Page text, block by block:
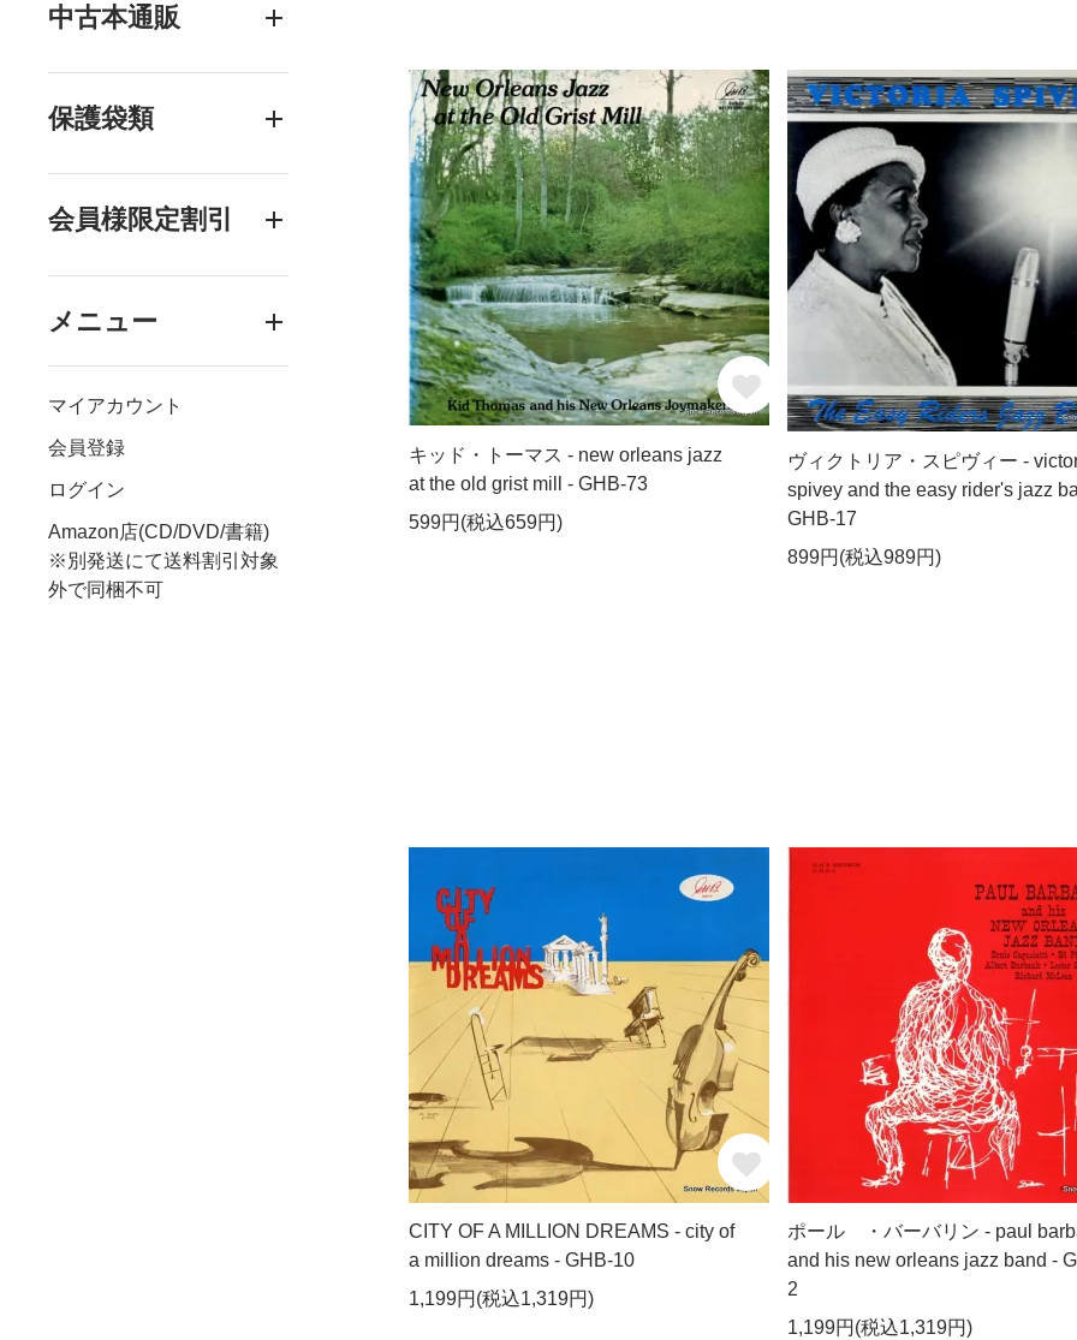
中古本通販
保護袋類
会員様限定割引
メニュー
マイアカウント
会員登録
ログイン
Amazon店(CD/DVD/書籍)
※別発送にて送料割引対象
外で同梱不可
キッド・トーマス - new orleans jazz
at the old grist mill - GHB-73
599円(税込659円)
ヴィクトリア・スピヴィー -
spivey and the easy rider's jazz
GHB-17
899円(税込989円)
CITY OF A MILLION DREAMS - city of
a million dreams - GHB-10
1,199円(税込1,319円)
ポール ・バーバリン - paul
and his new orleans jazz band -
2
1,199円(税込1,319円)